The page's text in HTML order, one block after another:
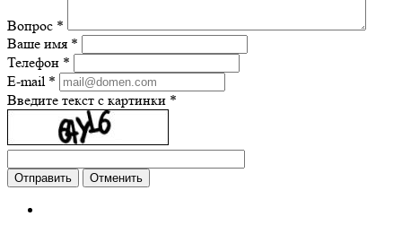
Вопрос *
Ваше имя *
Телефон *
E-mail *
Введите текст с картинки *
Отменить